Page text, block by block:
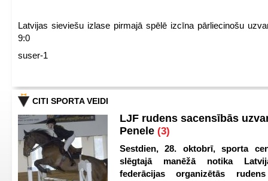
Latvijas sieviešu izlase pirmajā spēlē izcīna pārliecinošu
9:0
suser-1
CITI SPORTA VEIDI
LJF rudens sacensībās
Penele (3)
Sestdien, 28. oktobrī, sporta
slēgtajā manēžā notika
federācijas organizētās